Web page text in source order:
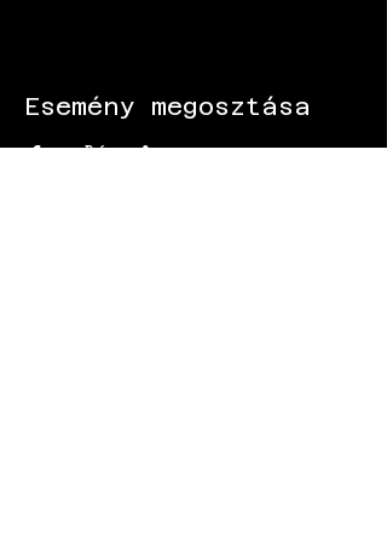
Esemény megosztása